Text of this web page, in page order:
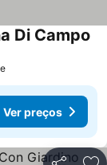
Di Campo
Ver preços